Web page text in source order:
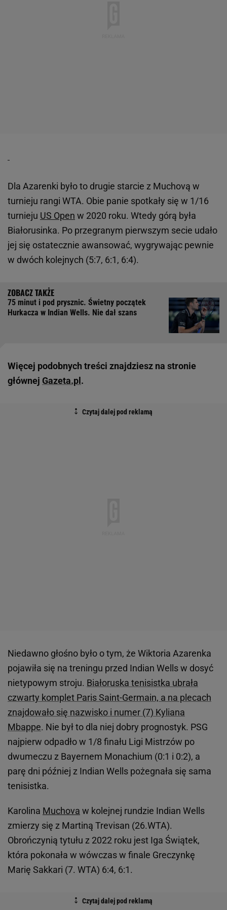
Dla Azarenki było to drugie starcie z Muchovą w
turnieju rangi WTA. Obie panie spotkały się w 1/16
turnieju US Open w 2020 roku. Wtedy górą była
Białorusinka. Po przegranym pierwszym secie udało
jej się ostatecznie awansować, wygrywając pewnie
w dwóch kolejnych (5:7, 6:1, 6:4).
75 minut i pod prysznic. Świetny początek
Hurkacza w Indian Wells. Nie dał szans
Więcej podobnych treści znajdziesz na stronie
głównej Gazeta.pl .
Niedawno głośno było o tym, że Wiktoria Azarenka
pojawiła się na treningu przed Indian Wells w dosyć
nietypowym stroju. Białoruska tenisistka ubrała
czwarty komplet Paris Saint-Germain, a na plecach
znajdowało się nazwisko i numer (7) Kyliana
Mbappe. Nie był to dla niej dobry prognostyk. PSG
najpierw odpadło w 1/8 finału Ligi Mistrzów po
dwumeczu z Bayernem Monachium (0:1 i 0:2), a
parę dni później z Indian Wells pożegnała się sama
tenisistka.
Karolina Muchova w kolejnej rundzie Indian Wells
zmierzy się z Martiną Trevisan (26.WTA).
Obrończynią tytułu z 2022 roku jest Iga Świątek,
która pokonała w wówczas w finale Greczynkę
Marię Sakkari (7. WTA) 6:4, 6:1.